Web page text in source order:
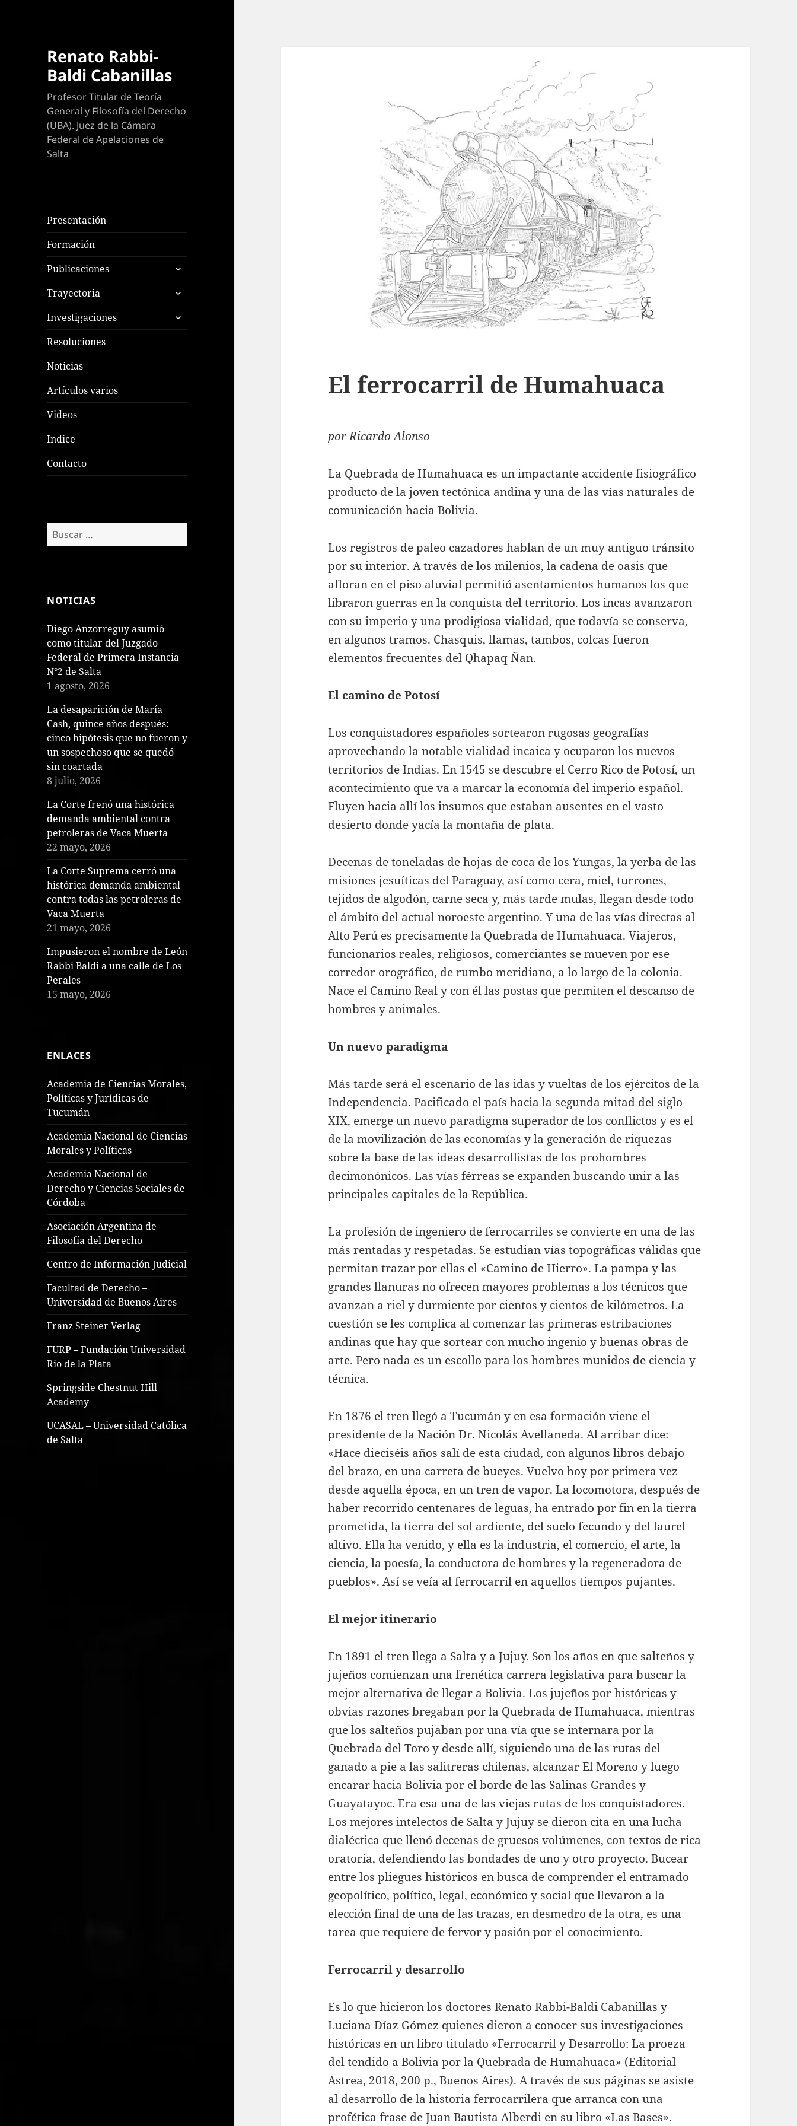
Renato Rabbi-
Baldi Cabanillas
Profesor Titular de Teoría
General y Filosofía del Derecho
(UBA). Juez de la Cámara
Federal de Apelaciones de
Salta
Presentación
Formación
Publicaciones
expande
el
menú
inferior
Trayectoria
expande
el
menú
inferior
Investigaciones
expande
el
inferior
Resoluciones
Noticias
Artículos varios
Videos
Indice
Contacto
Buscar:
NOTICIAS
Diego Anzorreguy asumió
como titular del Juzgado
Federal de Primera Instancia
N°2 de Salta
1 agosto, 2026
La desaparición de María
Cash, quince años después:
cinco hipótesis que no fueron y
un sospechoso que se quedó
sin coartada
8 julio, 2026
La Corte frenó una histórica
demanda ambiental contra
petroleras de Vaca Muerta
22 mayo, 2026
La Corte Suprema cerró una
histórica demanda ambiental
contra todas las petroleras de
Vaca Muerta
21 mayo, 2026
Impusieron el nombre de León
Rabbi Baldi a una calle de Los
Perales
15 mayo, 2026
ENLACES
Academia de Ciencias Morales,
Políticas y Jurídicas de
Tucumán
Academia Nacional de Ciencias
Morales y Políticas
Academia Nacional de
Derecho y Ciencias Sociales de
Córdoba
Asociación Argentina de
Filosofía del Derecho
Centro de Información Judicial
Facultad de Derecho –
Universidad de Buenos Aires
Franz Steiner Verlag
FURP – Fundación Universidad
Rio de la Plata
Springside Chestnut Hill
Academy
UCASAL – Universidad Católica
de Salta
El ferrocarril de Humahuaca
por Ricardo Alonso
La Quebrada de Humahuaca es un impactante accidente fisiográfico
producto de la joven tectónica andina y una de las vías naturales de
comunicación hacia Bolivia.
Los registros de paleo cazadores hablan de un muy antiguo tránsito
por su interior. A través de los milenios, la cadena de oasis que
afloran en el piso aluvial permitió asentamientos humanos los que
libraron guerras en la conquista del territorio. Los incas avanzaron
con su imperio y una prodigiosa vialidad, que todavía se conserva,
en algunos tramos. Chasquis, llamas, tambos, colcas fueron
elementos frecuentes del Qhapaq Ñan.
El camino de Potosí
Los conquistadores españoles sortearon rugosas geografías
aprovechando la notable vialidad incaica y ocuparon los nuevos
territorios de Indias. En 1545 se descubre el Cerro Rico de Potosí, un
acontecimiento que va a marcar la economía del imperio español.
Fluyen hacia allí los insumos que estaban ausentes en el vasto
desierto donde yacía la montaña de plata.
Decenas de toneladas de hojas de coca de los Yungas, la yerba de las
misiones jesuíticas del Paraguay, así como cera, miel, turrones,
tejidos de algodón, carne seca y, más tarde mulas, llegan desde todo
el ámbito del actual noroeste argentino. Y una de las vías directas al
Alto Perú es precisamente la Quebrada de Humahuaca. Viajeros,
funcionarios reales, religiosos, comerciantes se mueven por ese
corredor orográfico, de rumbo meridiano, a lo largo de la colonia.
Nace el Camino Real y con él las postas que permiten el descanso de
hombres y animales.
Un nuevo paradigma
Más tarde será el escenario de las idas y vueltas de los ejércitos de la
Independencia. Pacificado el país hacia la segunda mitad del siglo
XIX, emerge un nuevo paradigma superador de los conflictos y es el
de la movilización de las economías y la generación de riquezas
sobre la base de las ideas desarrollistas de los prohombres
decimonónicos. Las vías férreas se expanden buscando unir a las
principales capitales de la República.
La profesión de ingeniero de ferrocarriles se convierte en una de las
más rentadas y respetadas. Se estudian vías topográficas válidas que
permitan trazar por ellas el «Camino de Hierro». La pampa y las
grandes llanuras no ofrecen mayores problemas a los técnicos que
avanzan a riel y durmiente por cientos y cientos de kilómetros. La
cuestión se les complica al comenzar las primeras estribaciones
andinas que hay que sortear con mucho ingenio y buenas obras de
arte. Pero nada es un escollo para los hombres munidos de ciencia y
técnica.
En 1876 el tren llegó a Tucumán y en esa formación viene el
presidente de la Nación Dr. Nicolás Avellaneda. Al arribar dice:
«Hace dieciséis años salí de esta ciudad, con algunos libros debajo
del brazo, en una carreta de bueyes. Vuelvo hoy por primera vez
desde aquella época, en un tren de vapor. La locomotora, después de
haber recorrido centenares de leguas, ha entrado por fin en la tierra
prometida, la tierra del sol ardiente, del suelo fecundo y del laurel
altivo. Ella ha venido, y ella es la industria, el comercio, el arte, la
ciencia, la poesía, la conductora de hombres y la regeneradora de
pueblos». Así se veía al ferrocarril en aquellos tiempos pujantes.
El mejor itinerario
En 1891 el tren llega a Salta y a Jujuy. Son los años en que salteños y
jujeños comienzan una frenética carrera legislativa para buscar la
mejor alternativa de llegar a Bolivia. Los jujeños por históricas y
obvias razones bregaban por la Quebrada de Humahuaca, mientras
que los salteños pujaban por una vía que se internara por la
Quebrada del Toro y desde allí, siguiendo una de las rutas del
ganado a pie a las salitreras chilenas, alcanzar El Moreno y luego
encarar hacia Bolivia por el borde de las Salinas Grandes y
Guayatayoc. Era esa una de las viejas rutas de los conquistadores.
Los mejores intelectos de Salta y Jujuy se dieron cita en una lucha
dialéctica que llenó decenas de gruesos volúmenes, con textos de rica
oratoria, defendiendo las bondades de uno y otro proyecto. Bucear
entre los pliegues históricos en busca de comprender el entramado
geopolítico, político, legal, económico y social que llevaron a la
elección final de una de las trazas, en desmedro de la otra, es una
tarea que requiere de fervor y pasión por el conocimiento.
Ferrocarril y desarrollo
Es lo que hicieron los doctores Renato Rabbi-Baldi Cabanillas y
Luciana Díaz Gómez quienes dieron a conocer sus investigaciones
históricas en un libro titulado «Ferrocarril y Desarrollo: La proeza
del tendido a Bolivia por la Quebrada de Humahuaca» (Editorial
Astrea, 2018, 200 p., Buenos Aires). A través de sus páginas se asiste
al desarrollo de la historia ferrocarrilera que arranca con una
profética frase de Juan Bautista Alberdi en su libro «Las Bases».